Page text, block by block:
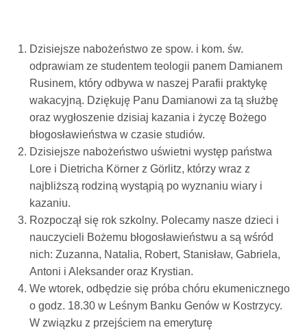
Dzisiejsze nabożeństwo ze spow. i kom. św.
odprawiam ze studentem teologii panem Damianem
Rusinem, który odbywa w naszej Parafii praktykę
wakacyjną. Dziękuję Panu Damianowi za tą służbę
oraz wygłoszenie dzisiaj kazania i życzę Bożego
błogosławieństwa w czasie studiów.
Dzisiejsze nabożeństwo uświetni występ państwa
Lore i Dietricha Körner z Görlitz, którzy wraz z
najbliższą rodziną wystąpią po wyznaniu wiary i
kazaniu.
Rozpoczął się rok szkolny. Polecamy nasze dzieci i
nauczycieli Bożemu błogosławieństwu a są wśród
nich: Zuzanna, Natalia, Robert, Stanisław, Gabriela,
Antoni i Aleksander oraz Krystian.
We wtorek, odbędzie się próba chóru ekumenicznego
o godz. 18.30 w Leśnym Banku Genów w Kostrzycy.
W związku z przejściem na emeryturę